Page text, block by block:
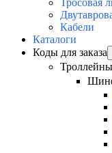
Тросовая
Кабели
Каталоги
Коды для заказа